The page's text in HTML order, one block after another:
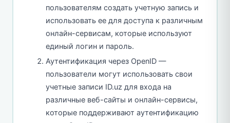
пользователям создать учетную запись и
использовать ее для доступа к различным
онлайн-сервисам, которые используют
единый логин и пароль.
Аутентификация через OpenID —
пользователи могут использовать свои
учетные записи ID.uz для входа на
различные веб-сайты и онлайн-сервисы,
которые поддерживают аутентификацию